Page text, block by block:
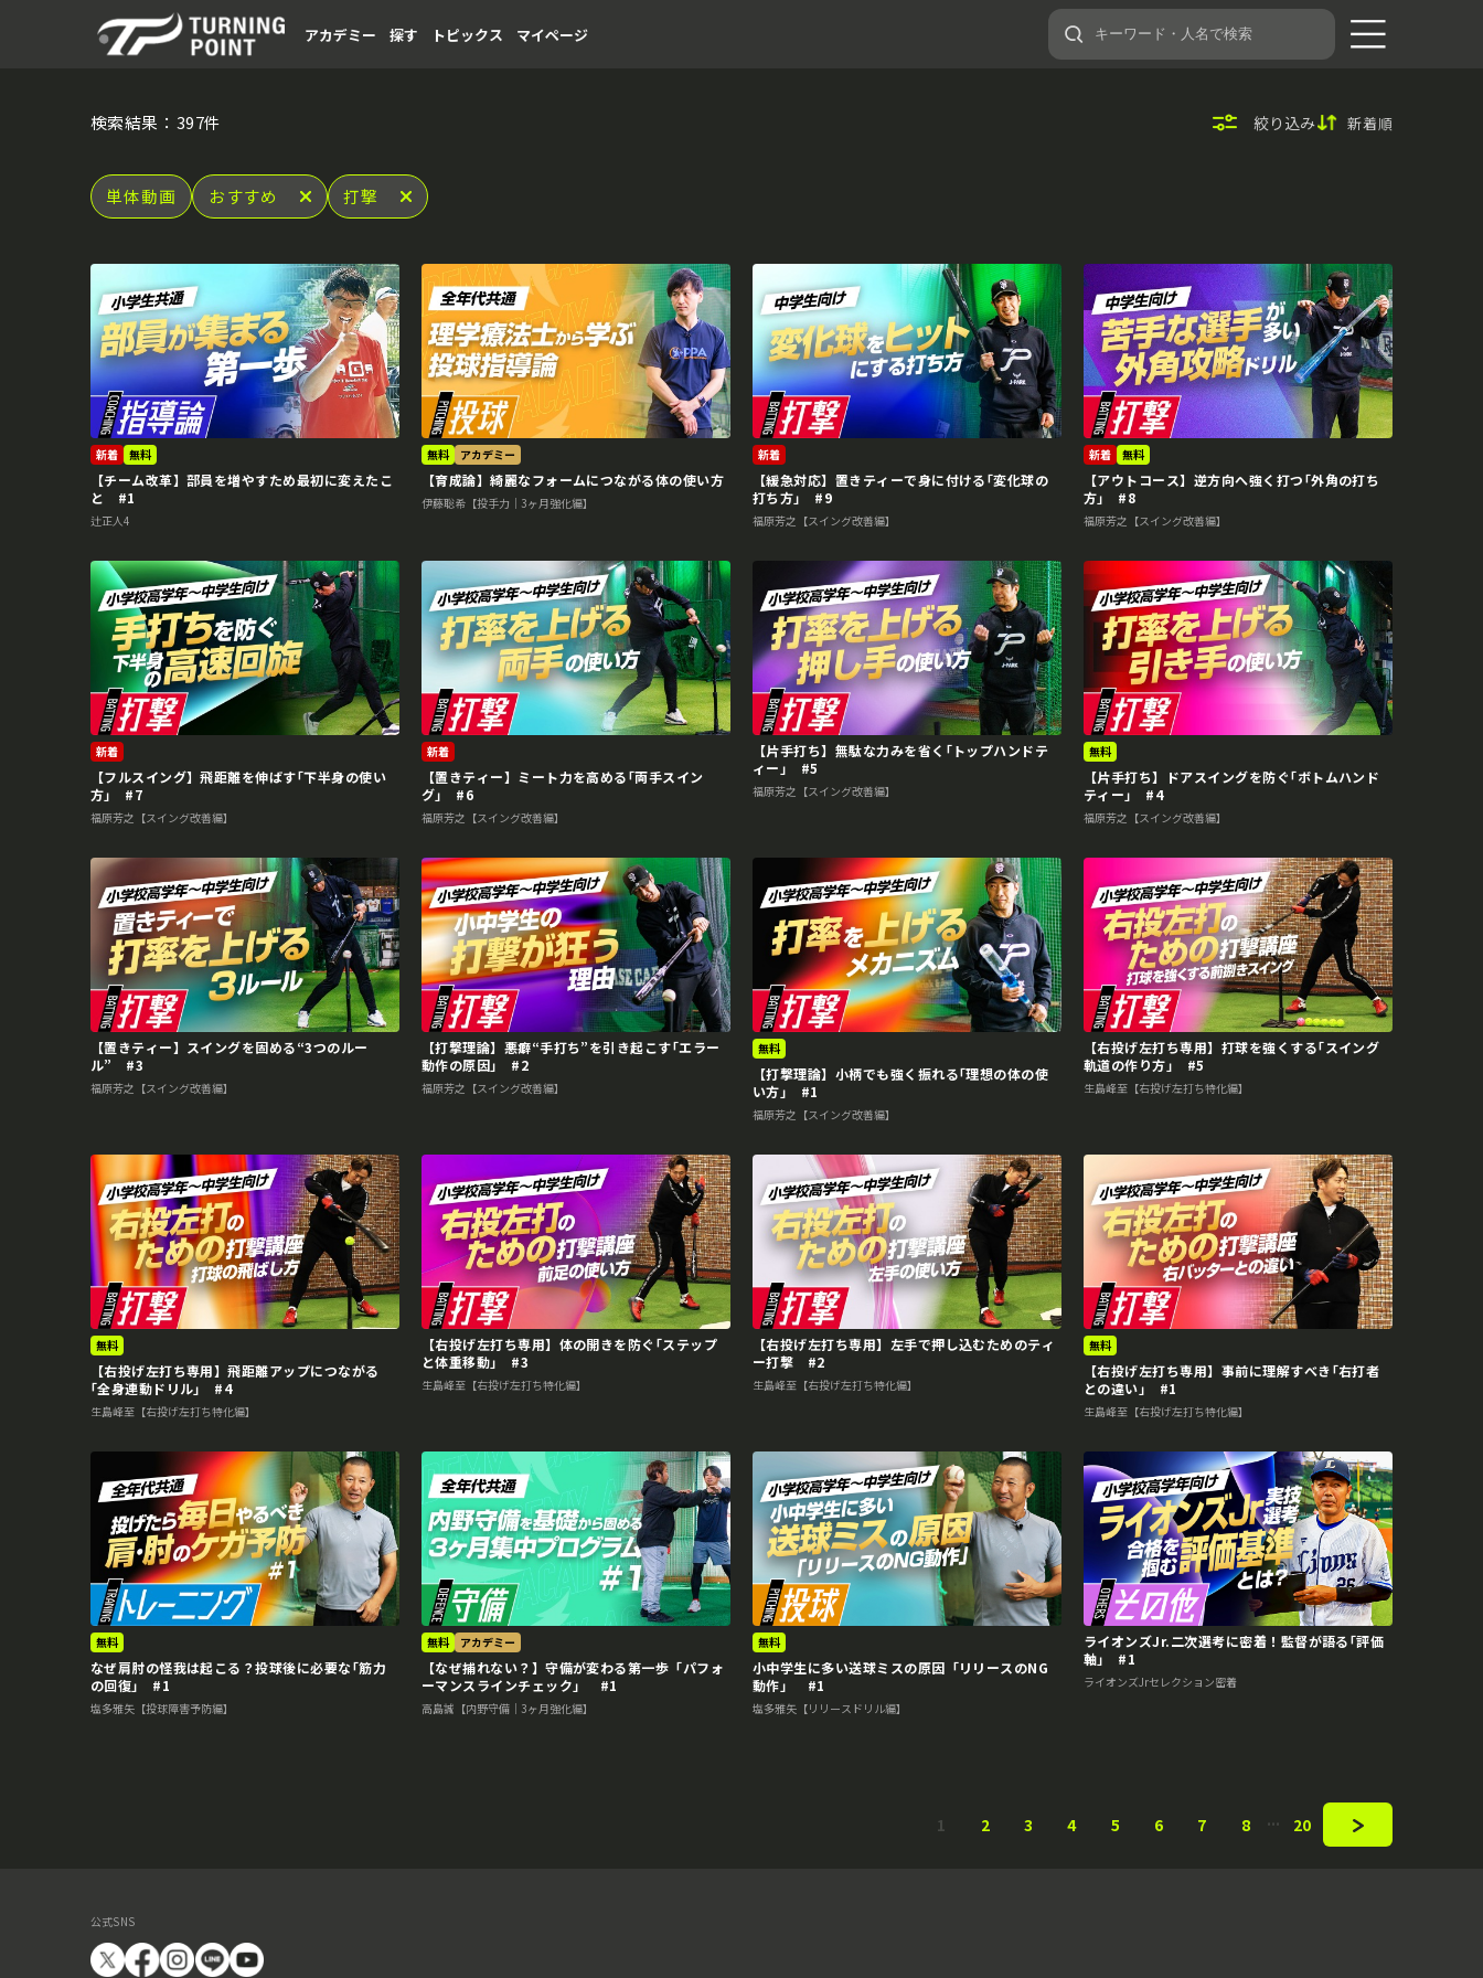
アカデミー 探す トピックス マイページ
検索結果：397件 絞り込み 新着順
単体動画 おすすめ 打撃
新着 無料
【チーム改革】部員を増やすため最初に変えたこ
と #1
辻正人4
無料 アカデミー
【育成論】綺麗なフォームにつながる体の使い方
伊藤聡希【投手力｜3ヶ月強化編】
新着
【緩急対応】置きティーで身に付ける｢変化球の
打ち方｣ #9
福原芳之【スイング改善編】
新着 無料
【アウトコース】逆方向へ強く打つ｢外角の打ち
方｣ #8
福原芳之【スイング改善編】
新着
【フルスイング】飛距離を伸ばす｢下半身の使い
方｣ #7
福原芳之【スイング改善編】
新着
【置きティー】ミート力を高める｢両手スイン
グ｣ #6
福原芳之【スイング改善編】
【片手打ち】無駄な力みを省く｢トップハンドテ
ィー｣ #5
福原芳之【スイング改善編】
無料
【片手打ち】ドアスイングを防ぐ｢ボトムハンド
ティー｣ #4
福原芳之【スイング改善編】
【置きティー】スイングを固める“3つのルー
ル” #3
福原芳之【スイング改善編】
【打撃理論】悪癖“手打ち”を引き起こす｢エラー
動作の原因｣ #2
福原芳之【スイング改善編】
無料
【打撃理論】小柄でも強く振れる｢理想の体の使
い方｣ #1
福原芳之【スイング改善編】
【右投げ左打ち専用】打球を強くする｢スイング
軌道の作り方｣ #5
生島峰至【右投げ左打ち特化編】
無料
【右投げ左打ち専用】飛距離アップにつながる
｢全身連動ドリル｣ #4
生島峰至【右投げ左打ち特化編】
【右投げ左打ち専用】体の開きを防ぐ｢ステップ
と体重移動｣ #3
生島峰至【右投げ左打ち特化編】
【右投げ左打ち専用】左手で押し込むためのティ
ー打撃 #2
生島峰至【右投げ左打ち特化編】
無料
【右投げ左打ち専用】事前に理解すべき｢右打者
との違い｣ #1
生島峰至【右投げ左打ち特化編】
無料
なぜ肩肘の怪我は起こる？投球後に必要な｢筋力
の回復｣ #1
塩多雅矢【投球障害予防編】
無料 アカデミー
【なぜ捕れない？】守備が変わる第一歩「パフォ
ーマンスラインチェック」 #1
高島誠【内野守備｜3ヶ月強化編】
無料
小中学生に多い送球ミスの原因「リリースのNG
動作」 #1
塩多雅矢【リリースドリル編】
ライオンズJr.二次選考に密着！監督が語る｢評価
軸｣ #1
ライオンズJrセレクション密着
1 2 3 4 5 6 7 8 20
公式SNS